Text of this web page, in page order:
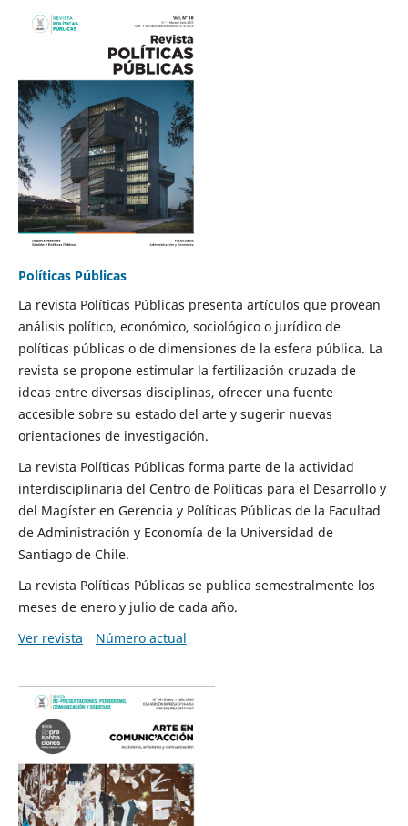
Políticas Públicas
La revista Políticas Públicas presenta artículos que provean
análisis político, económico, sociológico o jurídico de
políticas públicas o de dimensiones de la esfera pública. La
revista se propone estimular la fertilización cruzada de
ideas entre diversas disciplinas, ofrecer una fuente
accesible sobre su estado del arte y sugerir nuevas
orientaciones de investigación.
La revista Políticas Públicas forma parte de la actividad
interdisciplinaria del Centro de Políticas para el Desarrollo y
del Magíster en Gerencia y Políticas Públicas de la Facultad
de Administración y Economía de la Universidad de
Santiago de Chile.
La revista Políticas Públicas se publica semestralmente los
meses de enero y julio de cada año.
Ver revista
Número actual